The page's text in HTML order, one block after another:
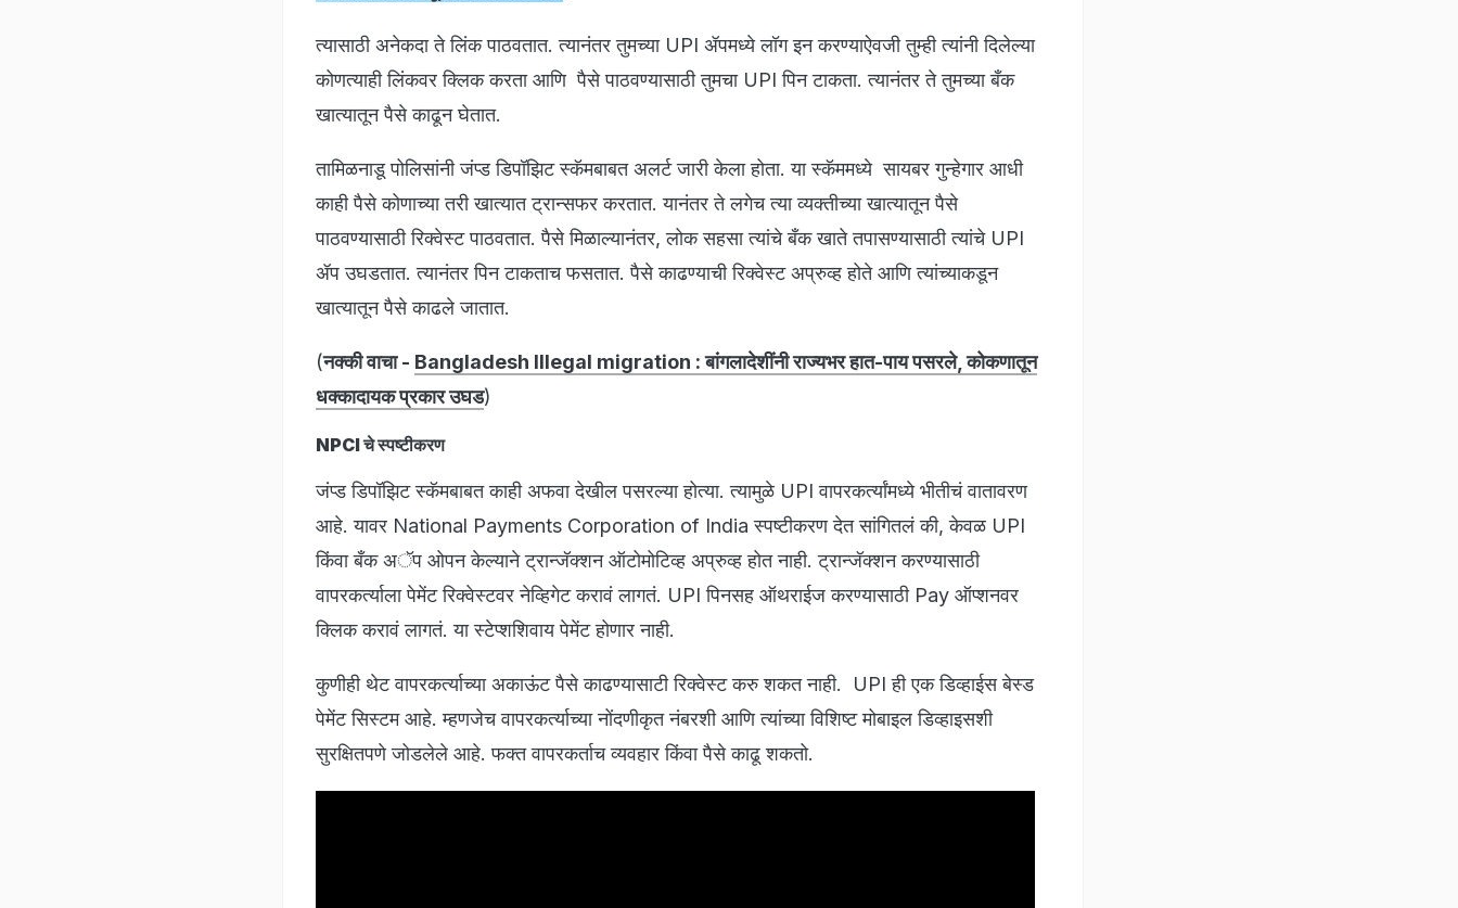
त्यासाठी अनेकदा ते लिंक पाठवतात. त्यानंतर तुमच्या UPI ॲपमध्ये लॉग इन करण्याऐवजी तुम्ही त्यांनी दिलेल्या
कोणत्याही लिंकवर क्लिक करता आणि पैसे पाठवण्यासाठी तुमचा UPI पिन टाकता. त्यानंतर ते तुमच्या बँक
खात्यातून पैसे काढून घेतात.
तामिळनाडू पोलिसांनी जंप्ड डिपॉझिट स्कॅमबाबत अलर्ट जारी केला होता. या स्कॅममध्ये सायबर गुन्हेगार आधी
काही पैसे कोणाच्या तरी खात्यात ट्रान्सफर करतात. यानंतर ते लगेच त्या व्यक्तीच्या खात्यातून पैसे
पाठवण्यासाठी रिक्वेस्ट पाठवतात. पैसे मिळाल्यानंतर, लोक सहसा त्यांचे बँक खाते तपासण्यासाठी त्यांचे UPI
ॲप उघडतात. त्यानंतर पिन टाकताच फसतात. पैसे काढण्याची रिक्वेस्ट अप्रुव्ह होते आणि त्यांच्याकडून
खात्यातून पैसे काढले जातात.
(नक्की वाचा - Bangladesh Illegal migration : बांगलादेशींनी राज्यभर हात-पाय पसरले, कोकणातून
धक्कादायक प्रकार उघड)
NPCI चे स्पष्टीकरण
जंप्ड डिपॉझिट स्कॅमबाबत काही अफवा देखील पसरल्या होत्या. त्यामुळे UPI वापरकर्त्यांमध्ये भीतीचं वातावरण
आहे. यावर National Payments Corporation of India स्पष्टीकरण देत सांगितलं की, केवळ UPI
किंवा बँक अॅप ओपन केल्याने ट्रान्जॅक्शन ऑटोमोटिव्ह अप्रुव्ह होत नाही. ट्रान्जॅक्शन करण्यासाठी
वापरकर्त्याला पेमेंट रिक्वेस्टवर नेव्हिगेट करावं लागतं. UPI पिनसह ऑथराईज करण्यासाठी Pay ऑप्शनवर
क्लिक करावं लागतं. या स्टेप्शशिवाय पेमेंट होणार नाही.
कुणीही थेट वापरकर्त्याच्या अकाऊंट पैसे काढण्यासाटी रिक्वेस्ट करु शकत नाही. UPI ही एक डिव्हाईस बेस्ड
पेमेंट सिस्टम आहे. म्हणजेच वापरकर्त्याच्या नोंदणीकृत नंबरशी आणि त्यांच्या विशिष्ट मोबाइल डिव्हाइसशी
सुरक्षितपणे जोडलेले आहे. फक्त वापरकर्ताच व्यवहार किंवा पैसे काढू शकतो.